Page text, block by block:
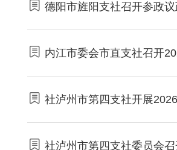
德阳市旌阳支社召开参政
内江市委会市直支社召开
社泸州市第四支社开展
社泸州市第四支社委员会